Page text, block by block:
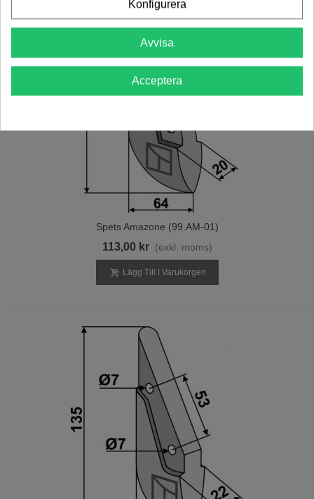
Spets Amazone (99.AM-01)
113,00 kr (exkl. moms)
Lägg Till I Varukorgen
Konfigurera
Avvisa
Acceptera